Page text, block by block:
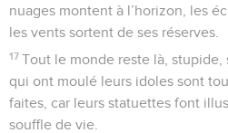
nuages montent à l’horizon, les
les vents sortent de ses réserves.
17 Tout le monde reste là, stupide,
qui ont moulé leurs idoles sont
faites, car leurs statuettes font
souffle de vie.